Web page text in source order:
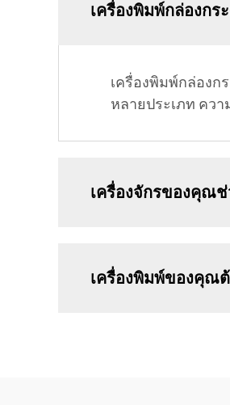
เครื่องพิมพ์กล่องก
เครื่องพิมพ์กล่องก
หลายประเภท คว
เครื่องจักรของคุณ
เครื่องพิมพ์ของคุณต้